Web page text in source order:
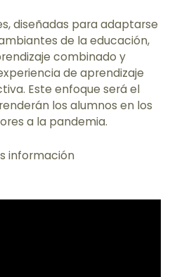
diseñadas para adaptarse
de la educación,
combinado y
de aprendizaje
Este enfoque será el
los alumnos en los
a la pandemia.
información